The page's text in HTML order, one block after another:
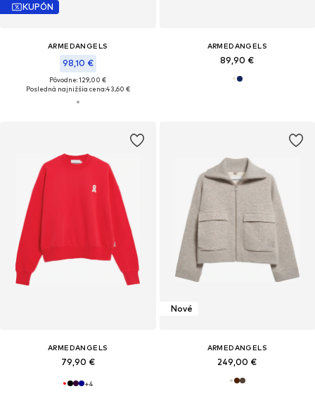
KUPÓN
ARMEDANGELS
98,10 €
Pôvodne: 129,00 €
Posledná najnižšia cena:43,60 €
ARMEDANGELS
89,90 €
ARMEDANGELS
79,90 €
+4
Nové
ARMEDANGELS
249,00 €